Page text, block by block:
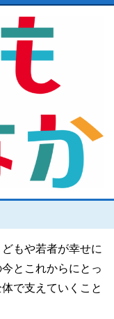
もや若者が幸せに
とこれからにとっ
で支えていくこと